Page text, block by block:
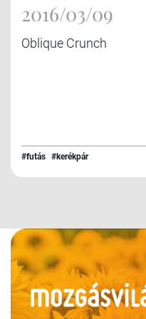
2016/03/09
Oblique Crunch
#futás #kerékpár